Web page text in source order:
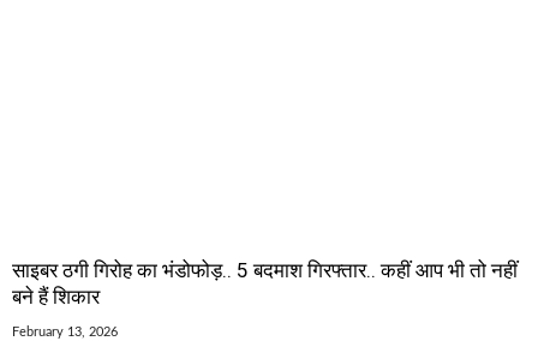
साइबर ठगी गिरोह का भंडोफोड़.. 5 बदमाश गिरफ्तार.. कहीं आप भी तो नहीं
बने हैं शिकार
February 13, 2026